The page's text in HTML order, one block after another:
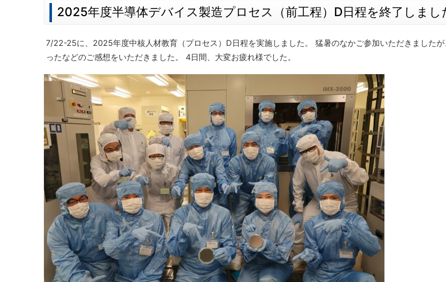
2025年度半導体デバイス製造プロセス（前工程）D日程を終了しまし
7/22-25に、2025年度中核人材教育（プロセス）D日程を実施しました。 猛暑のなかご参加いただきました
ったなどのご感想をいただきました。 4日間、大変お疲れ様でした。